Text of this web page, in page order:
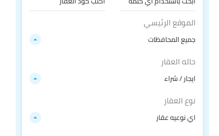
الموقع الرئيسي
جميع المحافظات
حاله العقار
ايجار / شراء
نوع العقار
اي نوعيه عقار